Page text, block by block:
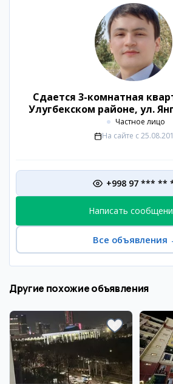
Сдается 3-комнатная
Улугбекском районе, ул.
Частное лицо
На сайте с
+998 97 *** **
Написать
Все объявления
Другие похожие объявления